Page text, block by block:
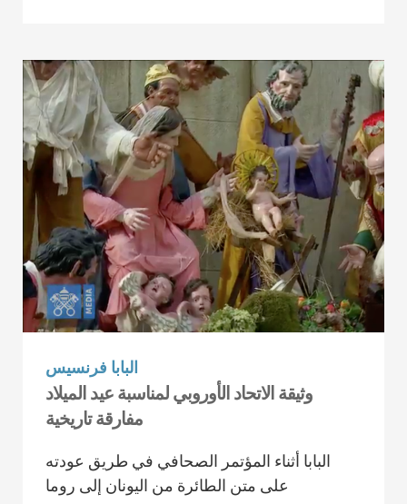
البابا فرنسيس
وثيقة الاتحاد الأوروبي لمناسبة عيد الميلاد
مفارقة تاريخية
البابا أثناء المؤتمر الصحافي في طريق عودته
على متن الطائرة من اليونان إلى روما